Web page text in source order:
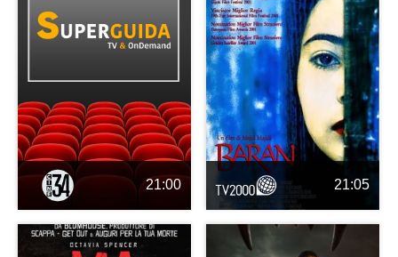
21:00 21:05